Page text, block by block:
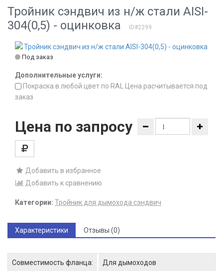
Тройник сэндвич из н/ж стали AISI-
304(0,5) - оцинковка
ID#2299
Под заказ
Дополнительные услуги:
Покраска в любой цвет по RAL Цена расчитывается под
заказ
Цена по запросу
Добавить в избранное
Добавить к сравнению
Категории: Тройник для дымохода сэндвич
Характеристики Отзывы (0)
Совместимость фланца: Для дымоходов